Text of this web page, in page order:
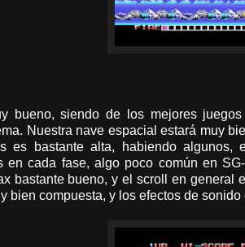
bueno, siendo de los mejores
Nuestra nave espacial estará muy
es bastante alta, habiendo algunos,
en cada fase, algo poco común en
bastante bueno, y el scroll en general
bien compuesta, y los efectos de